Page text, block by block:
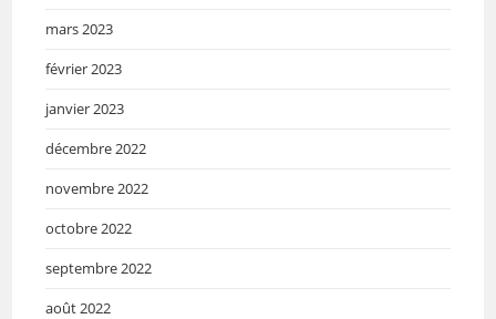
mars 2023
février 2023
janvier 2023
décembre 2022
novembre 2022
octobre 2022
septembre 2022
août 2022